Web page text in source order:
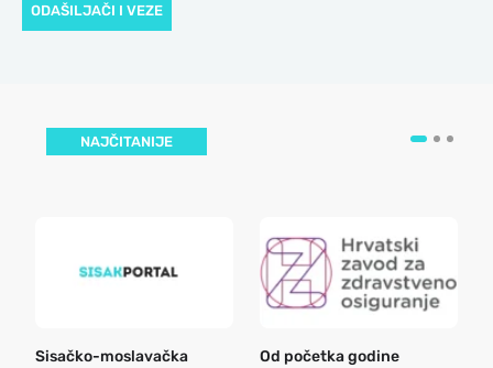
ODAŠILJAČI I VEZE
NAJČITANIJE
Sisačko-moslavačka
Od početka godine